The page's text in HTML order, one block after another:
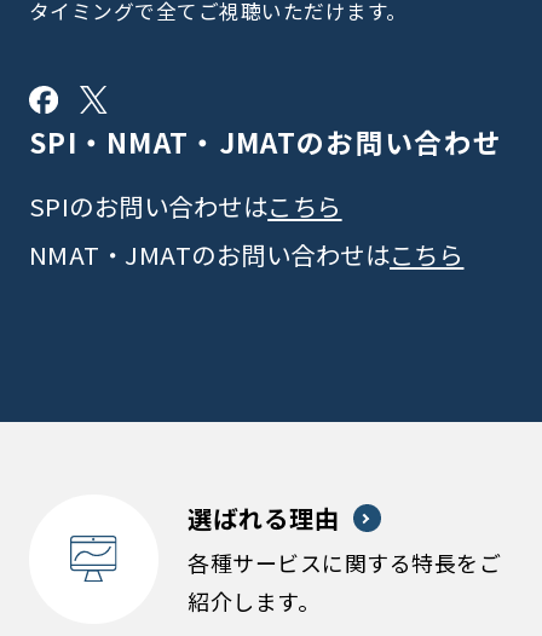
タイミングで全てご視聴いただけます。
SPI・NMAT・JMATのお問い合わせ
SPIのお問い合わせはこちら
NMAT・JMATのお問い合わせはこちら
選ばれる理由
各種サービスに関する特長をご
紹介します。